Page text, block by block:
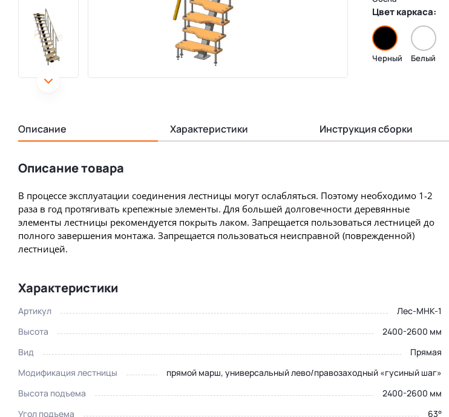
Цвет каркаса:
Черный Белый
Описание Характеристики Инструкция сборки
Описание товара
В процессе эксплуатации соединения лестницы могут ослабляться. Поэтому необходимо 1-2
раза в год протягивать крепежные элементы. Для большей долговечности деревянные
элементы лестницы рекомендуется покрыть лаком. Запрещается пользоваться лестницей до
полного завершения монтажа. Запрещается пользоваться неисправной (поврежденной)
лестницей.
Характеристики
Артикул
Лес-МНК-1
Высота
2400-2600 мм
Вид
Прямая
Модификация лестницы
прямой марш, универсальный лево/правозаходный «гусиный шаг»
Высота подъема
2400-2600 мм
Угол подъема
63°